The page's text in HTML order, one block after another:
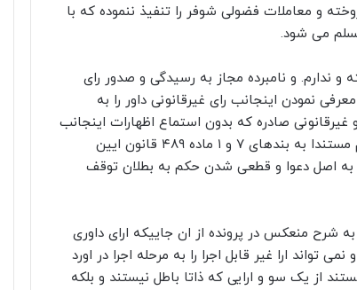
و معاملات فضولی شوفر را تنفیذ ننموده که با
می شود.
و ندارم. و نامبرده مجاز به رسیدگی و صدور رای
نمودن اینجانب رای غیرقانونی داور را به
و غیرقانونی صادره که بدون استماع اظهارات اینجانب
( اصل تناظر ) عدم اصالت مبایعه نامه و … …. صادر شده مطلع شدم که از دادگاه محترم مستندا به بندهای ۷ و ۱ ماده ۴۸۹ قانون ایین
رسیدگی به اصل دعوا و قطعی شدن حکم به بطلان توقف
شرح منعکس در پرونده از ان جاییکه ارای داوری
تواند ارا غیر قابل اجرا را به مرحله اجرا در اورد
از یک سو و ارایی که ذاتا باطل نیستند و بلکه